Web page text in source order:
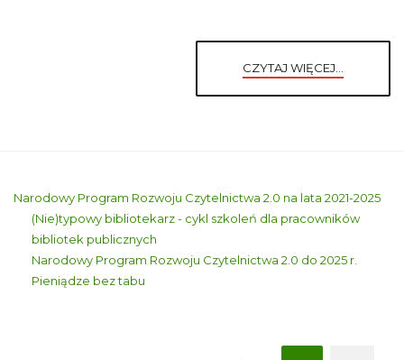
CZYTAJ WIĘCEJ...
Narodowy Program Rozwoju Czytelnictwa 2.0 na lata 2021-2025
(Nie)typowy bibliotekarz - cykl szkoleń dla pracowników
bibliotek publicznych
Narodowy Program Rozwoju Czytelnictwa 2.0 do 2025 r.
Pieniądze bez tabu